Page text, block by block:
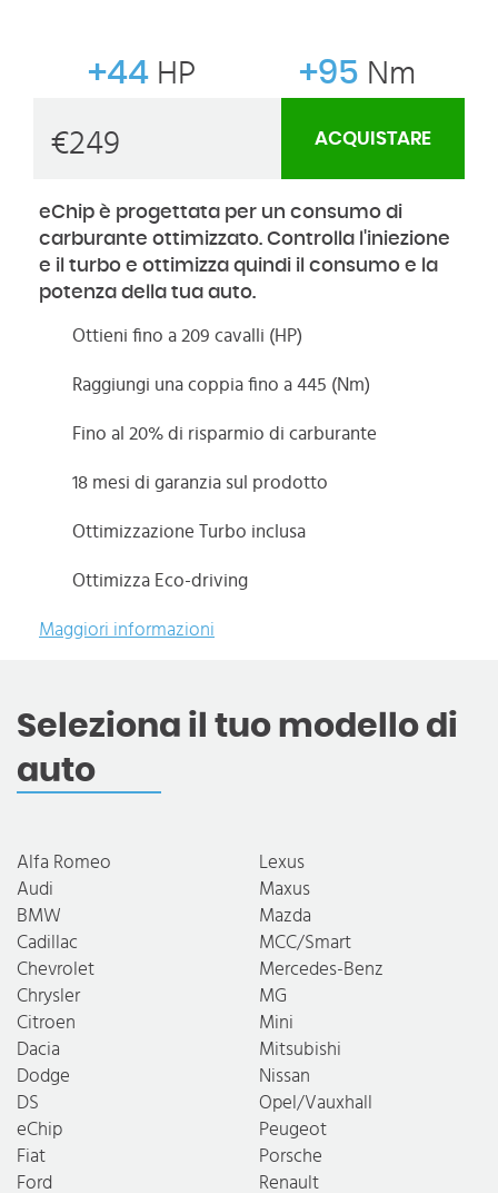
+44 HP +95 Nm
€249 ACQUISTARE
eChip è progettata per un consumo di
carburante ottimizzato. Controlla l'iniezione
e il turbo e ottimizza quindi il consumo e la
potenza della tua auto.
Ottieni fino a 209 cavalli (HP)
Raggiungi una coppia fino a 445 (Nm)
Fino al 20% di risparmio di carburante
18 mesi di garanzia sul prodotto
Ottimizzazione Turbo inclusa
Ottimizza Eco-driving
Maggiori informazioni
Seleziona il tuo modello di
auto
Alfa Romeo
Audi
BMW
Cadillac
Chevrolet
Chrysler
Citroen
Dacia
Dodge
DS
eChip
Fiat
Ford
Lexus
Maxus
Mazda
MCC/Smart
Mercedes-Benz
MG
Mini
Mitsubishi
Nissan
Opel/Vauxhall
Peugeot
Porsche
Renault